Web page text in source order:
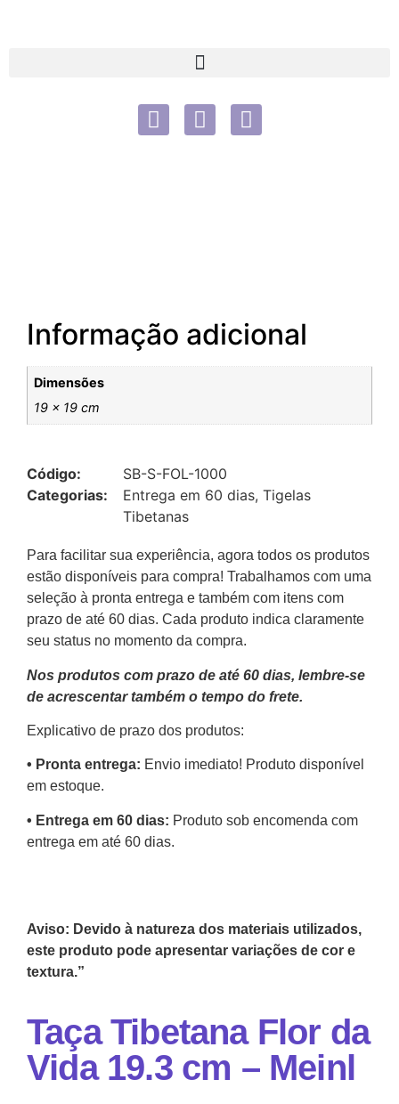
Informação adicional
Dimensões
19 × 19 cm
Código:
SB-S-FOL-1000
Categorias:
Entrega em 60 dias, Tigelas
Tibetanas
Para facilitar sua experiência, agora todos os produtos
estão disponíveis para compra! Trabalhamos com uma
seleção à pronta entrega e também com itens com
prazo de até 60 dias. Cada produto indica claramente
seu status no momento da compra.
Nos produtos com prazo de até 60 dias, lembre-se
de acrescentar também o tempo do frete.
Explicativo de prazo dos produtos:
•⁠ ⁠Pronta entrega: Envio imediato! Produto disponível
em estoque.
•⁠ Entrega em 60 dias: Produto sob encomenda com
entrega em até 60 dias.
Aviso: Devido à natureza dos materiais utilizados,
este produto pode apresentar variações de cor e
textura.”
Taça Tibetana Flor da
Vida 19.3 cm – Meinl